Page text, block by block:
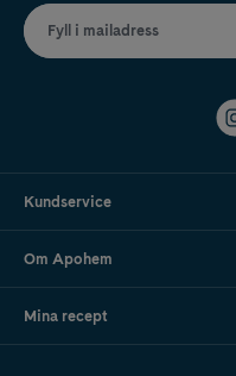
Fyll i mailadress
Kundservice
Om Apohem
Mina recept